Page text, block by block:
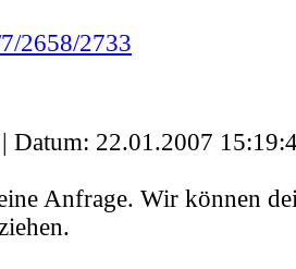
2658/2733
Datum: 22.01.2007
Anfrage. Wir können